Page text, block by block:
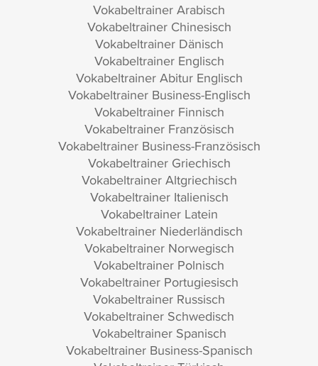
Vokabeltrainer Arabisch
Vokabeltrainer Chinesisch
Vokabeltrainer Dänisch
Vokabeltrainer Englisch
Vokabeltrainer Abitur Englisch
Vokabeltrainer Business-Englisch
Vokabeltrainer Finnisch
Vokabeltrainer Französisch
Vokabeltrainer Business-Französisch
Vokabeltrainer Griechisch
Vokabeltrainer Altgriechisch
Vokabeltrainer Italienisch
Vokabeltrainer Latein
Vokabeltrainer Niederländisch
Vokabeltrainer Norwegisch
Vokabeltrainer Polnisch
Vokabeltrainer Portugiesisch
Vokabeltrainer Russisch
Vokabeltrainer Schwedisch
Vokabeltrainer Spanisch
Vokabeltrainer Business-Spanisch